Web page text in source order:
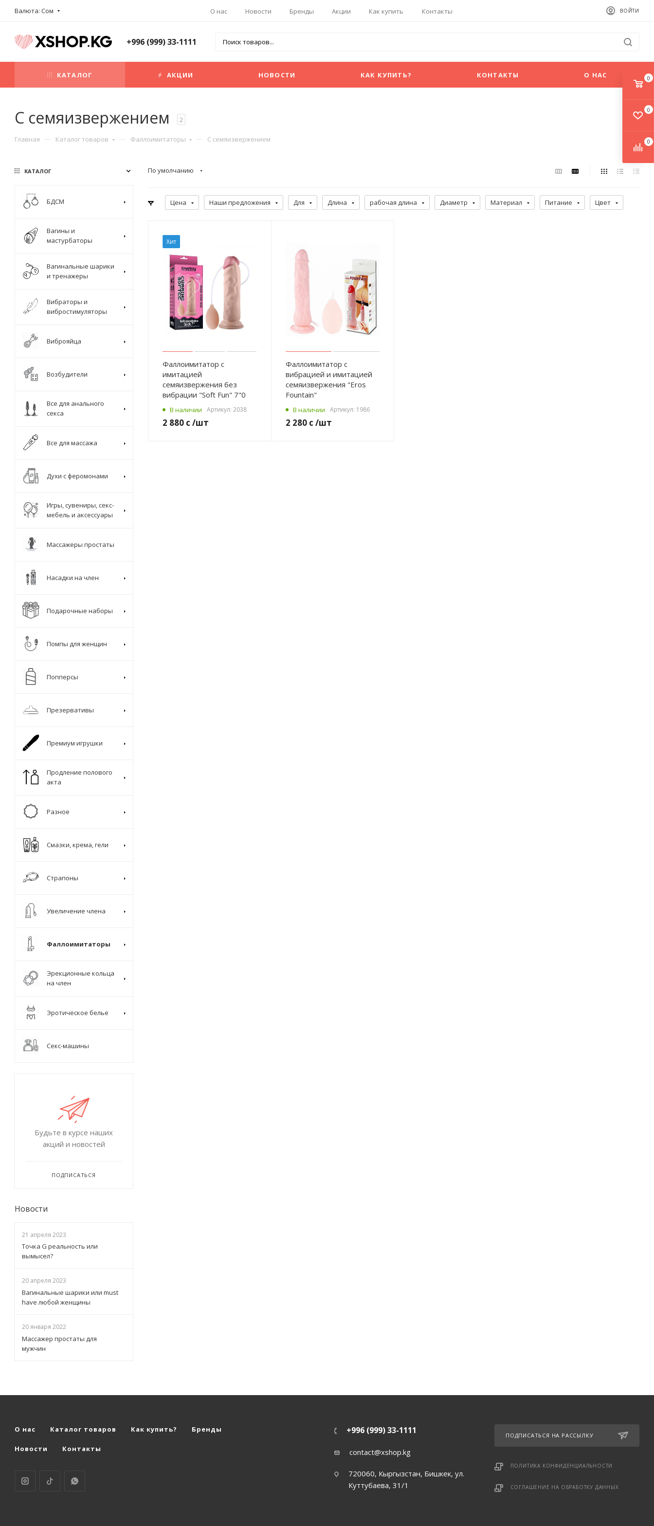
Валюта: Сом О нас Новости Бренды Акции Как купить Контакты ВОЙТИ
+996 (999) 33-1111
КАТАЛОГ АКЦИИ НОВОСТИ КАК КУПИТЬ? КОНТАКТЫ О НАС
С семяизвержением 2
Главная Каталог товаров Фаллоимитаторы С семяизвержением
КАТАЛОГ
БДСМ
Вагины и
мастурбаторы
Вагинальные шарики
и тренажеры
Вибраторы и
вибростимуляторы
Виброяйца
Возбудители
Все для анального
секса
Все для массажа
Духи с феромонами
Игры, сувениры, секс-
мебель и аксессуары
Массажеры простаты
Насадки на член
Подарочные наборы
Помпы для женщин
Попперсы
Презервативы
Премиум игрушки
Продление полового
акта
Разное
Смазки, крема, гели
Страпоны
Увеличение члена
Фаллоимитаторы
Эрекционные кольца
на член
Эротическое белье
Секс-машины
Будьте в курсе наших
акций и новостей
ПОДПИСАТЬСЯ
Новости
21 апреля 2023
Точка G реальность или
вымысел?
20 апреля 2023
Вагинальные шарики или must
have любой женщины
20 января 2022
Массажер простаты для
мужчин
По умолчанию
Цена Наши предложения Для Длина рабочая длина Диаметр Материал Питание Цвет
Хит
Бренд
Производитель
PRC
телесный
(термопластичный
Фаллоимитатор с
имитацией
семяизвержения без
вибрации "Soft Fun" 7"0
В наличии Артикул: 2038
2 880 с /шт
Диаметр
4 cм
Неё
Длина
Материал
TPR
эластомер)
рабочая длина
Фаллоимитатор с
вибрацией и имитацией
семяизвержения "Eros
Fountain"
В наличии Артикул: 1986
2 280 с /шт
О нас Каталог товаров Как купить? Бренды
Новости Контакты
+996 (999) 33-1111
contact@xshop.kg
720060, Кыргызстан, Бишкек, ул.
Куттубаева, 31/1
ПОДПИСАТЬСЯ НА РАССЫЛКУ
ПОЛИТИКА КОНФИДЕНЦИАЛЬНОСТИ
СОГЛАШЕНИЕ НА ОБРАБОТКУ ДАННЫХ
0
0
0